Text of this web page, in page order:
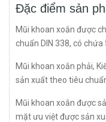
Đặc điểm sản
Mũi khoan xoắn được
chuẩn DIN 338, có
Mũi khoan xoắn phải,
sản xuất theo tiêu
Mũi khoan xoắn được
mặt ưu việt được sản